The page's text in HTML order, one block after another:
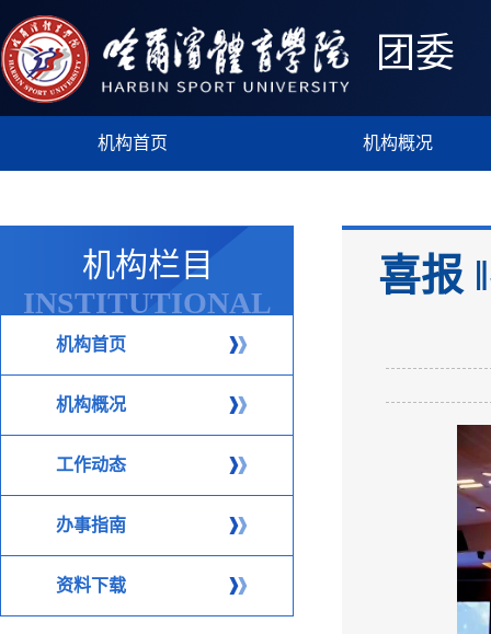
团委
机构首页 机构概况
机构栏目
INSTITUTIONAL
COLUMN
机构首页
机构概况
工作动态
办事指南
资料下载
喜报